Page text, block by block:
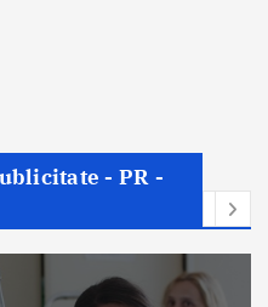
- PR -